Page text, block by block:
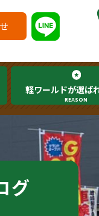
軽ワールドが選ば
REASON
グ